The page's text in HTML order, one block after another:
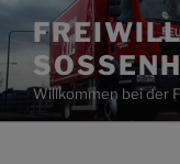
Zum
Inhalt
springen
Willkommen bei der